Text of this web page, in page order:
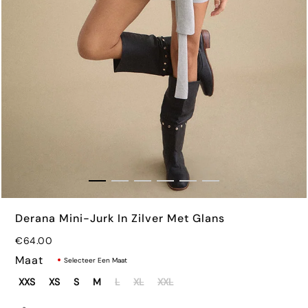
Derana Mini-Jurk In Zilver Met Glans
€64.00
Maat Selecteer Een Maat
XXS XS S M L XL XXL
€42.00